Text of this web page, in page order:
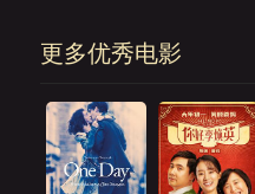
更多优秀电影